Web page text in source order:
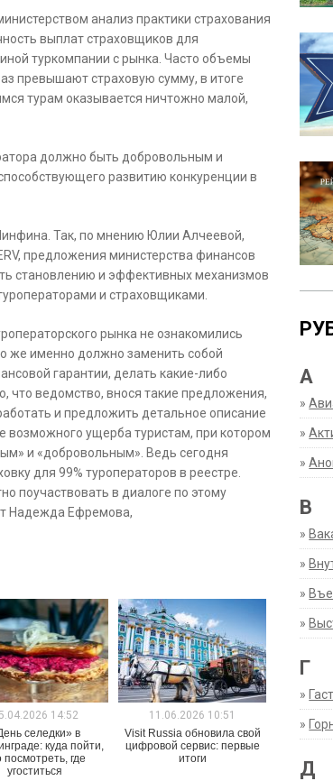
анализ практики страхования
выплат страховщиков для
туркомпании с рынка. Часто объемы
превышают страховую сумму, в итоге
турам оказывается ничтожно малой,
должно быть добровольным и
развитию конкуренции в
Так, по мнению Юлии Алчеевой,
предложения министерства финансов
становлению и эффективных механизмов
и страховщиками.
рынка не ознакомились
же именно должно заменить собой
гарантии, делать какие-либо
ведомство, внося такие предложения,
и предложить детальное описание
ущерба туристам, при котором
и «добровольным». Ведь сегодня
для 99% туроператоров в реестре.
поучаствовать в диалоге по этому
Надежда Ефремова,
14:52
селедки» в
куда пойти,
посмотреть, где
угоститься
11.06.2026 10:51
Visit Russia обновила свой
цифровой сервис: первые
итоги
А
»
»
»
В
»
»
»
»
Г
»
»
Д